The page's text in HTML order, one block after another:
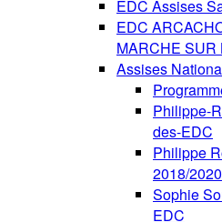
EDC Assises
EDC
MARCHE
Assises
Philippe-
des-EDC
Philippe
2018/2020
Sophie
EDC